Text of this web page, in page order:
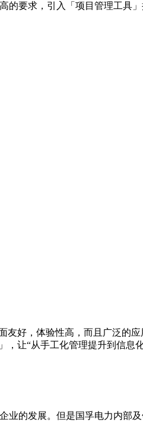
的要求，引入「项目管理工具
好，体验性高，而且广泛的
让“从手工化管理提升到信息
的发展。但是国孚电力内部